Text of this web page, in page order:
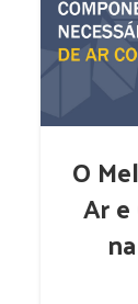
O
Ar